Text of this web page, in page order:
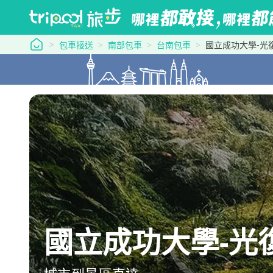
tripool 旅步
包車接送 南部包車 台南包車 國立成功大學-光
國立成功大學-